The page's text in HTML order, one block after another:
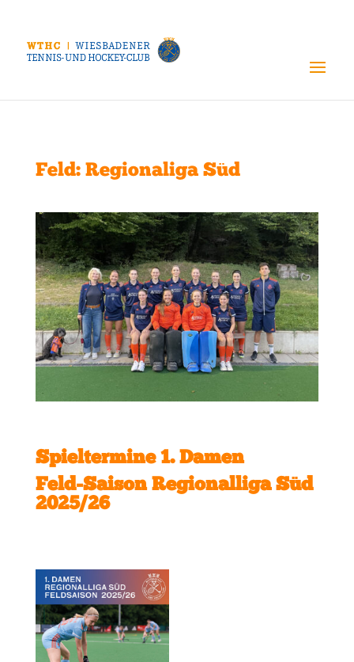
Feld: Regionaliga Süd
Spieltermine 1. Damen
Feld-Saison Regionalliga Süd
2025/26